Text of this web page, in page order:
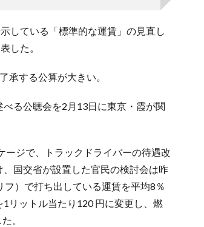
している「標準的な運賃」の見直し
した。
承する公算が大きい。
る公聴会を2月13日に東京・霞が関
ジで、トラックドライバーの待遇改
国交省が設置した官民の検討会は昨
）で打ち出している運賃を平均8％
リットル当たり120 円に変更し、燃
。